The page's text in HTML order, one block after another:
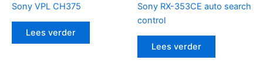
Sony VPL CH375
Lees verder
Sony RX-353CE auto search
control
Lees verder